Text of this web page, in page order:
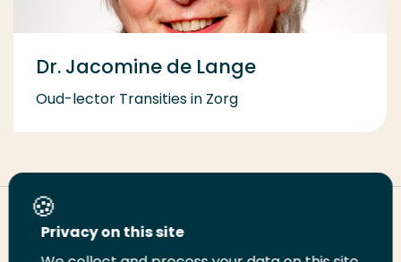
Dr. Jacomine de Lange
Oud-lector Transities in Zorg
Deel deze pagina
Privacy on this site